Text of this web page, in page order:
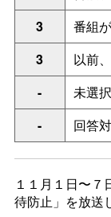
3
番組
3
以前
-
未選択
-
回答
１１月１日〜
待防止」を放送